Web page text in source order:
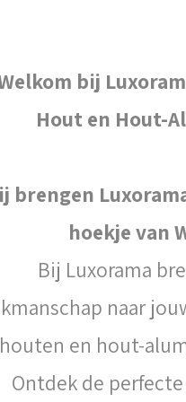
bij
Hout en Hout-
brengen
hoekje van
Bij Luxorama
naar
houten en hout-
Ontdek de